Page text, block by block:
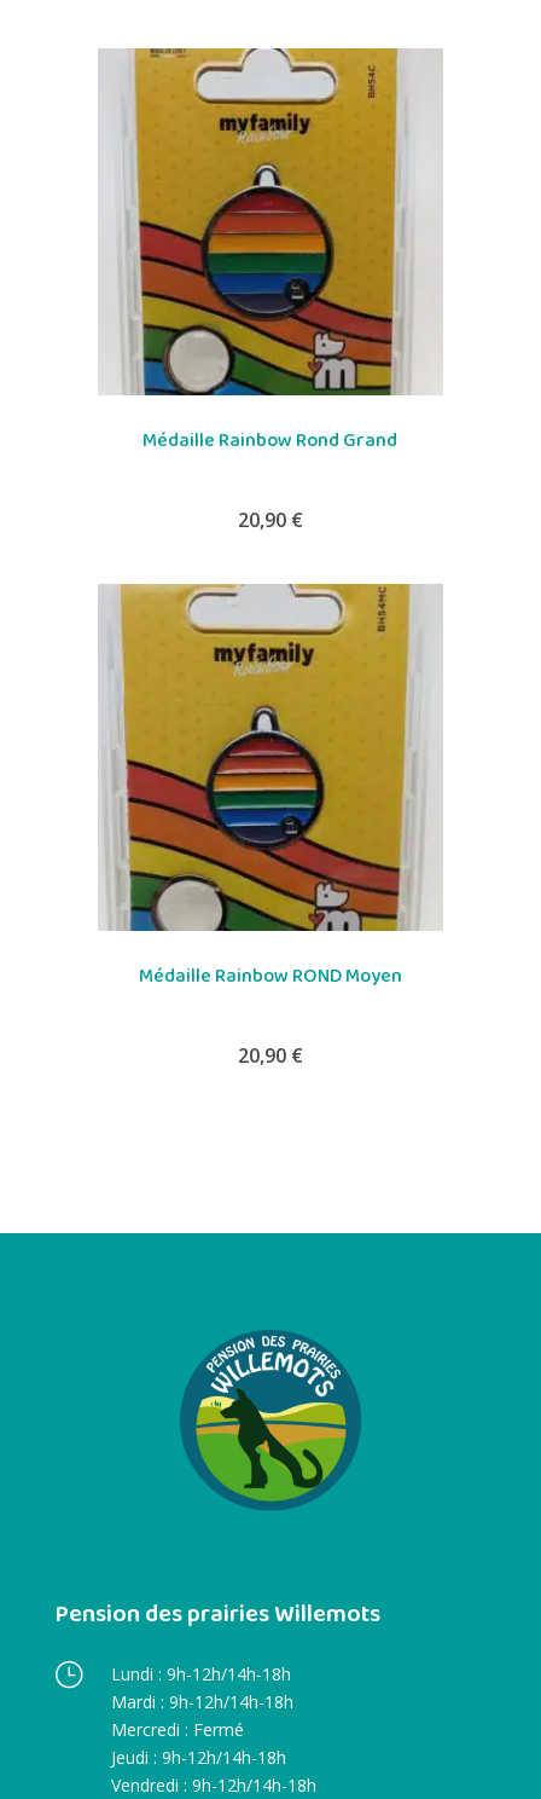
Médaille Rainbow Rond Grand
20,90 €
Médaille Rainbow ROND Moyen
20,90 €
Pension des prairies Willemots
}
Lundi : 9h-12h/14h-18h
Mardi : 9h-12h/14h-18h
Mercredi : Fermé
Jeudi : 9h-12h/14h-18h
Vendredi : 9h-12h/14h-18h